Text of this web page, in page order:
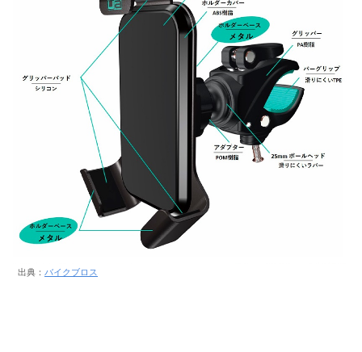
出典： バイクブロス